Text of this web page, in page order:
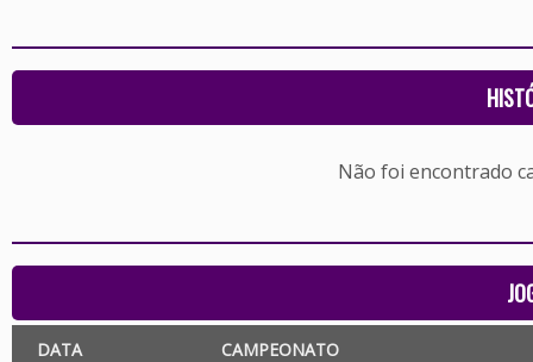
Não foi encontrado
DATA CAMPEONATO